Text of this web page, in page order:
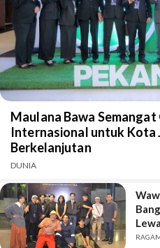
Maulana Bawa
Internasional untuk Kota
Berkelanjutan
DUNIA